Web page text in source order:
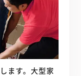
ます。大型家